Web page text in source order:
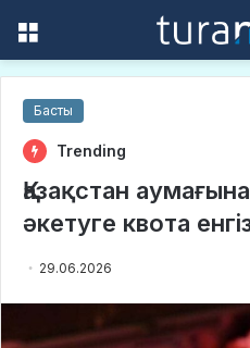
Басты
Trending
Қазақстан
әкетуге квота
29.06.2026